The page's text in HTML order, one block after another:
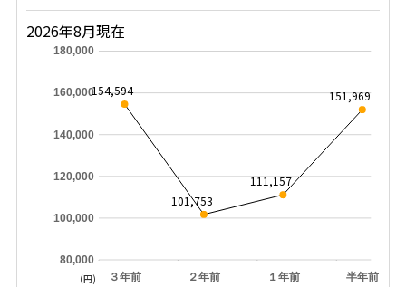
2026年8月現在
３年前 ２年前 １年前 半年前
80,000
100,000
120,000
140,000
160,000
180,000
154,594
101,753
111,157
151,969
(円)